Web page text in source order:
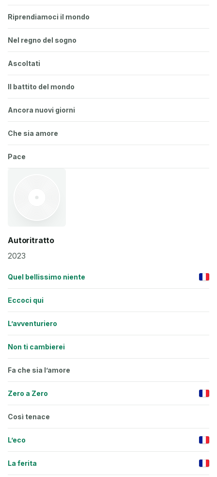
Riprendiamoci il mondo
Nel regno del sogno
Ascoltati
Il battito del mondo
Ancora nuovi giorni
Che sia amore
Pace
Autoritratto
2023
Quel bellissimo niente
Eccoci qui
L’avventuriero
Non ti cambierei
Fa che sia l’amore
Zero a Zero
Così tenace
L’eco
La ferita